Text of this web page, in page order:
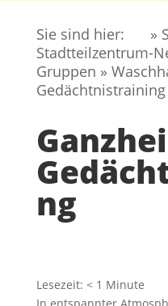
Sie sind hier:
»
Stadtteilzentrum-
Gruppen »
Gedächtnistraining
ng
Lesezeit: < 1 Minute